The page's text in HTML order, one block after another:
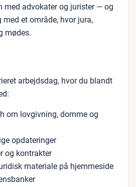
med advokater og jurister — og
et område, hvor jura,
mødes.
arbejdsdag, hvor du blandt
om lovgivning, domme og
opdateringer
og kontrakter
materiale på hjemmeside